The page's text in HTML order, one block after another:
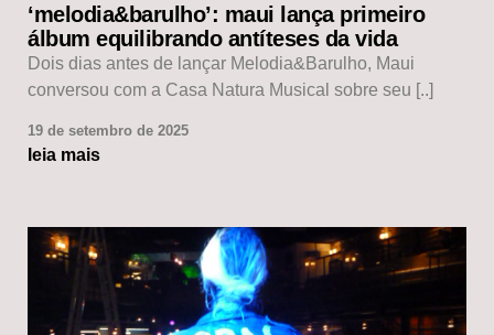
‘melodia&barulho’: maui lança primeiro
álbum equilibrando antíteses da vida
Dois dias antes de lançar Melodia&Barulho, Maui
conversou com a Casa Natura Musical sobre seu [..]
19 de setembro de 2025
leia mais